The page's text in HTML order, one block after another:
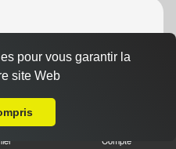
Compte
pour vous garantir la
site Web